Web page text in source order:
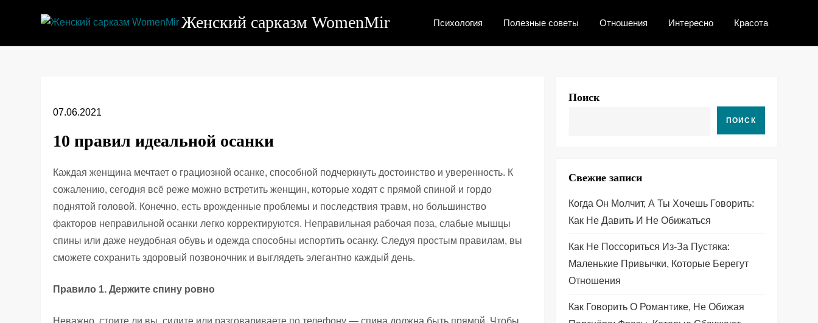
Женский сарказм WomenMir Психология Полезные советы Отношения Интересно Красота
07.06.2021
10 правил идеальной осанки
Каждая женщина мечтает о грациозной осанке, способной подчеркнуть достоинство и уверенность. К
сожалению, сегодня всё реже можно встретить женщин, которые ходят с прямой спиной и гордо
поднятой головой. Конечно, есть врожденные проблемы и последствия травм, но большинство
факторов неправильной осанки легко корректируются. Неправильная рабочая поза, слабые мышцы
спины или даже неудобная обувь и одежда способны испортить осанку. Следуя простым правилам, вы
сможете сохранить здоровый позвоночник и выглядеть элегантно каждый день.
Правило 1. Держите спину ровно
Неважно, стоите ли вы, сидите или разговариваете по телефону — спина должна быть прямой. Чтобы
Поиск
ПОИСК
Свежие записи
Когда Он Молчит, А Ты Хочешь Говорить:
Как Не Давить И Не Обижаться
Как Не Поссориться Из‑за Пустяка:
Маленькие Привычки, Которые Берегут
Отношения
Как Говорить О Романтике, Не Обижая